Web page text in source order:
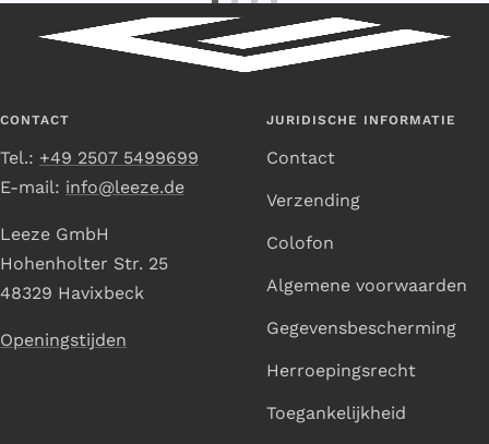
Ga
naar
dia
Ga
naar
dia
naar
dia
naar
dia
CONTACT
Tel.: +49 2507 5499699
E-mail: info@leeze.de
Leeze GmbH
Hohenholter Str. 25
48329 Havixbeck
Openingstijden
JURIDISCHE INFORMATIE
Contact
Verzending
Colofon
Algemene voorwaarden
Gegevensbescherming
Herroepingsrecht
Toegankelijkheid